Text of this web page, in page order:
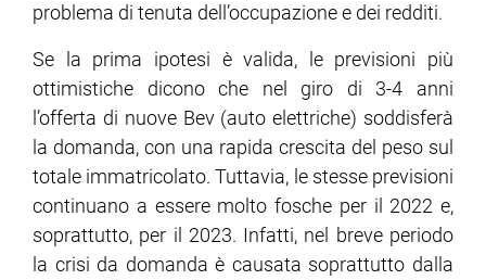
problema di tenuta dell’occupazione e dei redditi.
Se la prima ipotesi è valida, le previsioni più
ottimistiche dicono che nel giro di 3-4 anni
l’offerta di nuove Bev (auto elettriche) soddisferà
la domanda, con una rapida crescita del peso sul
totale immatricolato. Tuttavia, le stesse previsioni
continuano a essere molto fosche per il 2022 e,
soprattutto, per il 2023. Infatti, nel breve periodo
la crisi da domanda è causata soprattutto dalla